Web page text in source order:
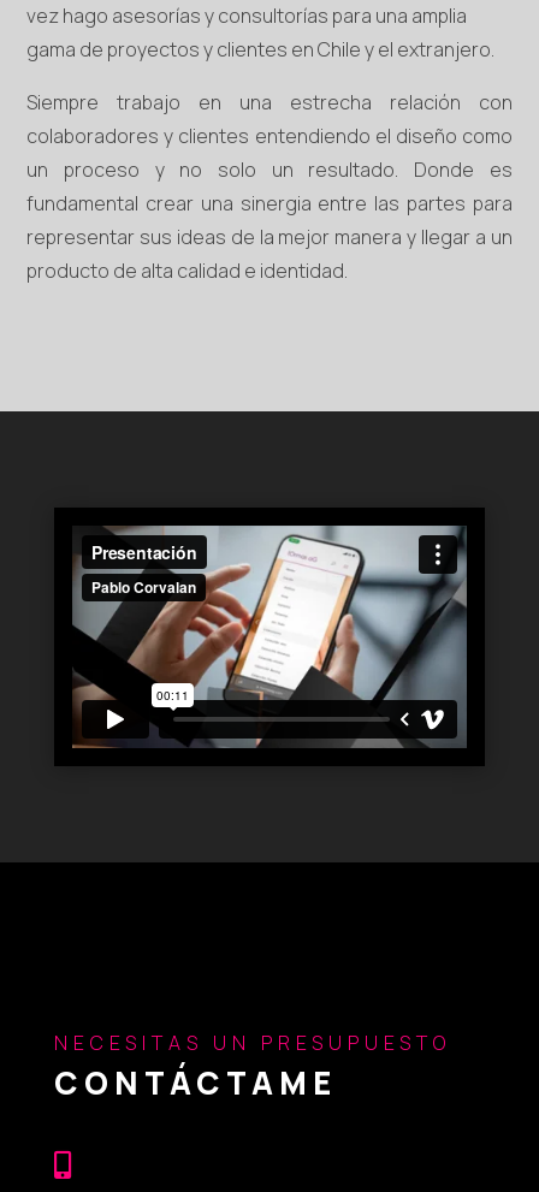
vez hago asesorías y consultorías para una amplia
gama de proyectos y clientes en Chile y el extranjero.
Siempre trabajo en una estrecha relación con
colaboradores y clientes entendiendo el diseño como
un proceso y no solo un resultado. Donde es
fundamental crear una sinergia entre las partes para
representar sus ideas de la mejor manera y llegar a un
producto de alta calidad e identidad.
NECESITAS UN PRESUPUESTO
CONTÁCTAME
